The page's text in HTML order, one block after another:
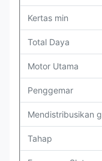
Kertas min
Total Daya
Motor Utama
Penggemar
Mendistribusikan
Tahap